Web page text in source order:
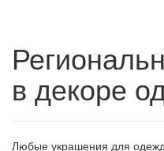
в декоре
Любые украшения для